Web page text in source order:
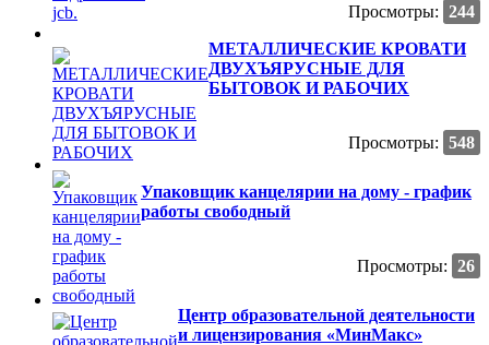
Просмотры: 244
МЕТАЛЛИЧЕСКИЕ КРОВАТИ
ДВУХЪЯРУСНЫЕ ДЛЯ
БЫТОВОК И РАБОЧИХ
Просмотры: 548
Упаковщик канцелярии на дому - график
работы свободный
Просмотры: 26
Центр образовательной деятельности
и лицензирования «МинМакс»